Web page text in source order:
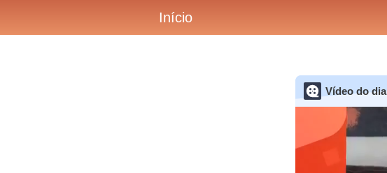
Início
Vídeo do dia